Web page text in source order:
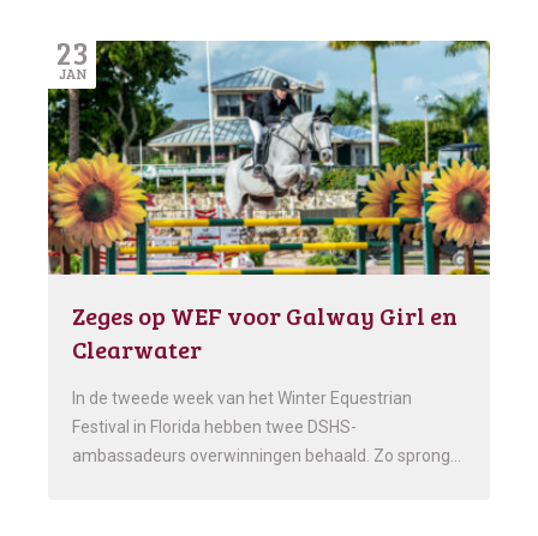
23
JAN
Zeges op WEF voor Galway Girl en
Clearwater
In de tweede week van het Winter Equestrian
Festival in Florida hebben twee DSHS-
ambassadeurs overwinningen behaald. Zo sprong…